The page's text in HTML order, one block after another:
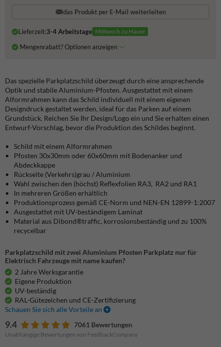
das Produkt per E-Mail weiterleiten
Lieferzeit:3-4 Arbeitstage Mittwoch zu Hause
Mengenrabatt? Optionen anzeigen
Das spezielle Parkplatzschild überzeugt durch eine ansprechende
Optik und stabile Aluminium-Pfosten. Ausgestattet mit einem
Alformrahmen kann das Schild individuell mit einem eigenen
Designdruck gestaltet werden, ideal für das Parken auf einem
Grundstück. Reichen Sie Ihr Design/Logo ein und Sie erhalten einen
Entwurf-Vorschlag, bevor die Produktion des Schildes beginnt.
Schild mit einem Alformrahmen
Pfosten 30x30mm oder 60x60mm mit Bodenanker und
Abdeckkappe
Rückseite (Verkehrs)grau / Aluminium
Wahl zwischen den (höchst) Reflexfolien RA3, RA2 und RA1
In mehreren Größen erhältlich
Produktionsprozess gemäß CE-Norm und NEN-EN 12899-1:2007
Ausgestattet mit UV-beständigem Laminat
Material aus Dibond®traffic, korrosionsbeständig und zu 100%
recycelbar
Parkplatzschild mit zwei Aluminium Pfosten Parkplatz nur für
Elektrisch Fahrzeuge mit name kaufen?
2 Jahre Werksgarantie
Eigene Produktion
UV-beständig
RAL-Gütezeichen und CE-Zertifizierung
Schauen Sie sich alle Vorteile an
9.4 7061 Bewertungen
Unabhängige Bewertungen von FeedbackCompany